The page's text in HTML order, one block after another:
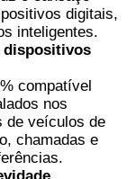
Laminado
digitais,
inteligentes.
dispositivos
compatível
nos
de veículos de
chamadas e